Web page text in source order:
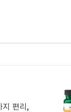
지 편리,